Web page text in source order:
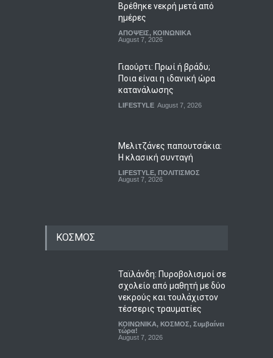
Βρέθηκε νεκρή μετά από
ημέρες
ΑΠΟΨΕΙΣ, ΚΟΙΝΩΝΙΚΑ
August 7, 2026
Γιαούρτι: Πρωί ή βράδυ;
Ποια είναι η ιδανική ώρα
κατανάλωσης
LIFESTYLE August 7, 2026
Μελιτζάνες παπουτσάκια:
Η κλασική συνταγή
LIFESTYLE, ΠΟΛΙΤΙΣΜΟΣ
August 7, 2026
ΚΟΣΜΟΣ
Ταϊλάνδη: Πυροβολισμοί σε
σχολείο από μαθητή με δύο
νεκρούς και τουλάχιστον
τέσσερις τραυματίες
ΚΟΙΝΩΝΙΚΑ, ΚΟΣΜΟΣ, Συμβαίνει
τώρα!
August 7, 2026